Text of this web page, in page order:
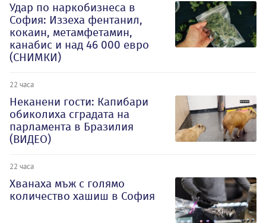
Удар по наркобизнеса в
София: Иззеха фентанил,
кокаин, метамфетамин,
канабис и над 46 000 евро
(СНИМКИ)
22 часа
Неканени гости: Капибари
обиколиха сградата на
парламента в Бразилия
(ВИДЕО)
22 часа
Хванаха мъж с голямо
количество хашиш в София